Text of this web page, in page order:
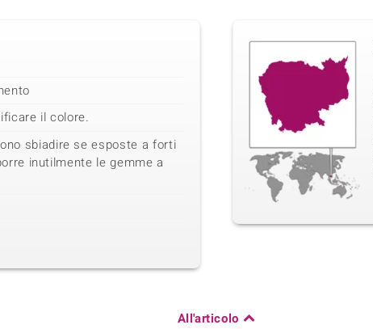
il colore.
sbiadire se esposte a forti
inutilmente le gemme a
All'articolo